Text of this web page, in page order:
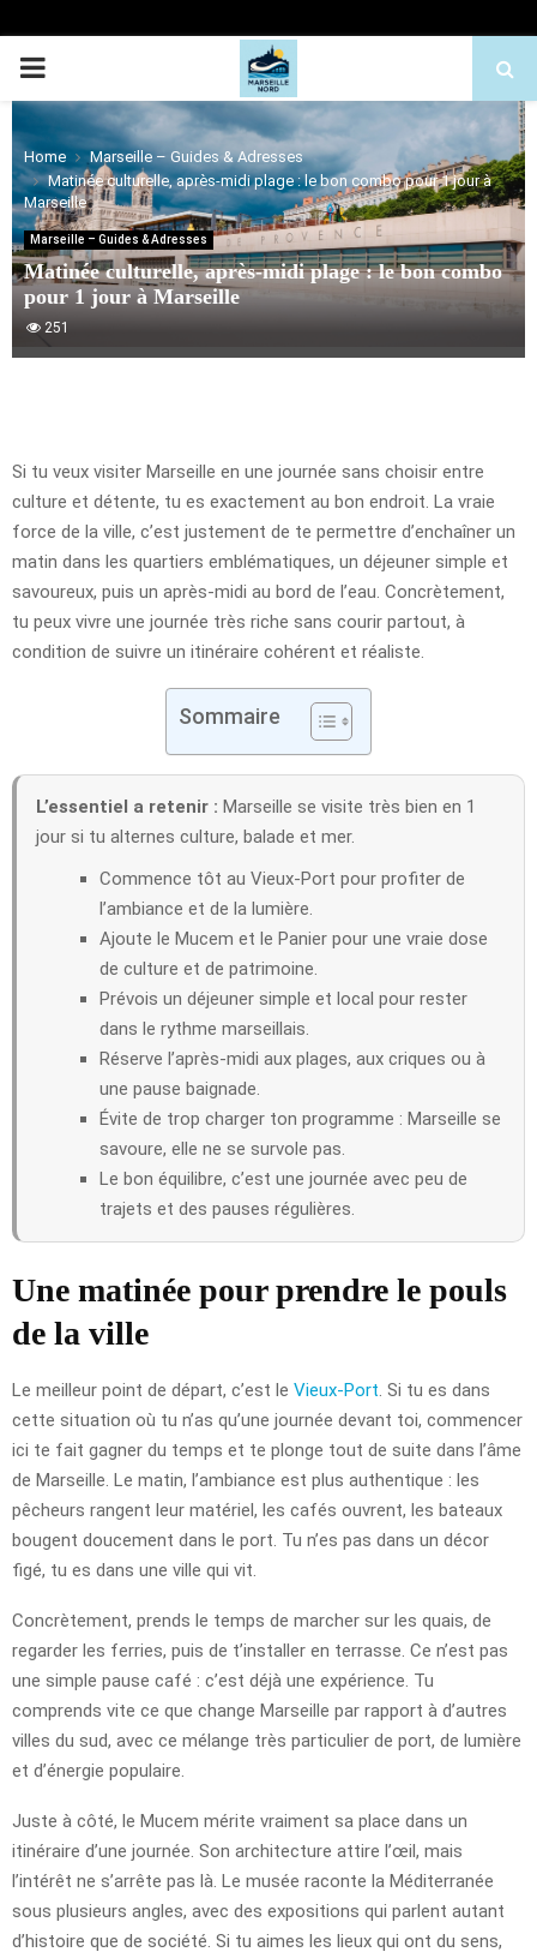
PRIMARY
MENU
Home
Marseille – Guides & Adresses
Matinée culturelle, après-midi plage : le bon combo pour 1 jour à
Marseille
Marseille – Guides & Adresses
Matinée culturelle, après-midi plage : le bon combo
pour 1 jour à Marseille
251
Si tu veux visiter Marseille en une journée sans choisir entre
culture et détente, tu es exactement au bon endroit. La vraie
force de la ville, c’est justement de te permettre d’enchaîner un
matin dans les quartiers emblématiques, un déjeuner simple et
savoureux, puis un après-midi au bord de l’eau. Concrètement,
tu peux vivre une journée très riche sans courir partout, à
condition de suivre un itinéraire cohérent et réaliste.
Sommaire
L’essentiel a retenir : Marseille se visite très bien en 1
jour si tu alternes culture, balade et mer.
Commence tôt au Vieux-Port pour profiter de
l’ambiance et de la lumière.
Ajoute le Mucem et le Panier pour une vraie dose
de culture et de patrimoine.
Prévois un déjeuner simple et local pour rester
dans le rythme marseillais.
Réserve l’après-midi aux plages, aux criques ou à
une pause baignade.
Évite de trop charger ton programme : Marseille se
savoure, elle ne se survole pas.
Le bon équilibre, c’est une journée avec peu de
trajets et des pauses régulières.
Une matinée pour prendre le pouls
de la ville
Le meilleur point de départ, c’est le Vieux-Port . Si tu es dans
cette situation où tu n’as qu’une journée devant toi, commencer
ici te fait gagner du temps et te plonge tout de suite dans l’âme
de Marseille. Le matin, l’ambiance est plus authentique : les
pêcheurs rangent leur matériel, les cafés ouvrent, les bateaux
bougent doucement dans le port. Tu n’es pas dans un décor
figé, tu es dans une ville qui vit.
Concrètement, prends le temps de marcher sur les quais, de
regarder les ferries, puis de t’installer en terrasse. Ce n’est pas
une simple pause café : c’est déjà une expérience. Tu
comprends vite ce que change Marseille par rapport à d’autres
villes du sud, avec ce mélange très particulier de port, de lumière
et d’énergie populaire.
Juste à côté, le Mucem mérite vraiment sa place dans un
itinéraire d’une journée. Son architecture attire l’œil, mais
l’intérêt ne s’arrête pas là. Le musée raconte la Méditerranée
sous plusieurs angles, avec des expositions qui parlent autant
d’histoire que de société. Si tu aimes les lieux qui ont du sens,